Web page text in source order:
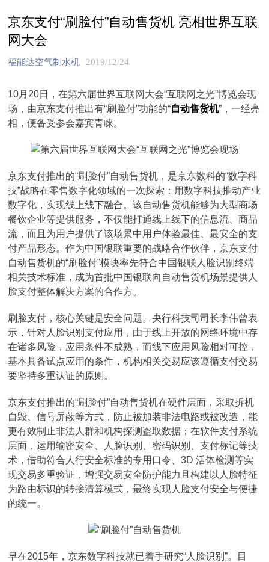
京东支付“刷脸付”自动售货机 亮相世界互联
网大会
福能达空气制水机 2019/12/24
10月20日，在第六届世界互联网大会“互联网之光”博览会现
场，由京东支付推出有“刷脸付”功能的“自动售货机”，一经亮
相，便备受参会嘉宾青睐。
京东支付推出的“刷脸付”自动售货机，是京东数科的“数字科
技”战略在零售数字化领域的一次探索：用数字科技推动产业
数字化，实现线上线下融合。该自动售货机能够为大型商场
餐饮企业等提供服务，不仅能打通线上线下的信息流、商品
流，而且为用户提供了该场景中用户体验最佳、最安全的支
付产品形态。作为中国银联重要的战略合作伙伴，京东支付
自动售货机的“刷脸付”模块率先符合中国银联人脸识别终端
相关技术标准，成为首批中国银联向自动售货机场景提供人
脸支付整体解决方案的合作方。
刷脸支付，核心关键是安全问题。央行科技司司长李伟曾表
示，针对人脸识别支付应用，由于线上开放的网络环境中存
在诸多风险，应用条件不成熟，而线下应用风险相对可控，
基本具备试点应用的条件，机构相关交易应该遵循支付交易
要坚持多重认证的原则。
京东支付推出的“刷脸付”自动售货机在硬件层面，采取拆机
自毁、信号屏蔽等方式，防止被加装非法电路或被改造，能
更有效制止非法人群和机构探测盗取数据；在软件支付系统
层面，运用输密安全、人脸识别、密码识别、支付标记等技
术，借助符合人行安全标准的专用口令、3D 活体检测等实
现交易多重验证，增强交易安全防护能力且构建以人脸特征
为路由标识的转接清算模式，最终实现人脸支付安全与便捷
的统一。
早在2015年，京东数字科技就已着手研究“人脸识别”。目